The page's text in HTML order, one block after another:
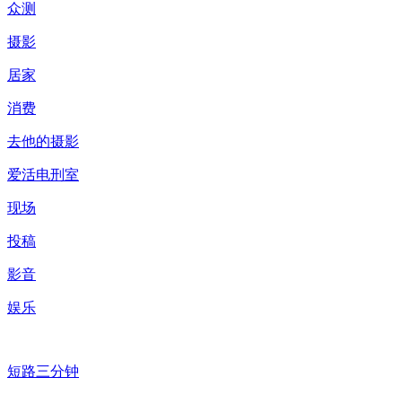
众测
摄影
居家
消费
去他的摄影
爱活电刑室
现场
投稿
影音
娱乐
短路三分钟